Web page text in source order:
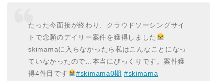
たった今面接が終わり、クラウドソーシングサイ
トで念願のデイリー案件を獲得しました
skimamaに入らなかったら私はこんなことになっ
ていなかったので…本当にびっくりです。案件獲
得4件目です
#skimama0期 #skimama